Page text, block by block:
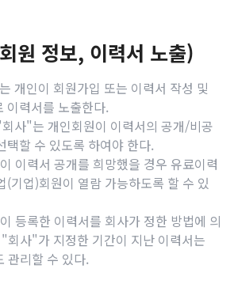
원 정보, 이력서 노출)
개인이 회원가입 또는 이력서 작성 및
이력서를 노출한다.
사"는 개인회원이 이력서의 공개/비공
택할 수 있도록 하여야 한다.
이력서 공개를 희망했을 경우 유료이력
(기업)회원이 열람 가능하도록 할 수 있
등록한 이력서를 회사가 정한 방법에 의
회사"가 지정한 기간이 지난 이력서는
관리할 수 있다.